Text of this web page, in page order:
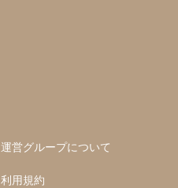
運営グループについて
利用規約